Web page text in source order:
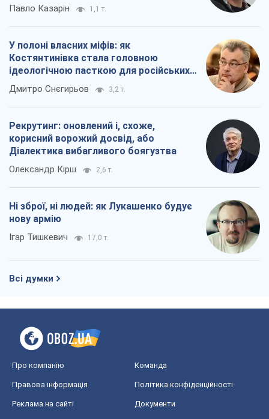
Павло Казарін 1,1 т.
У полоні власних міфів: як
Костянтинівка стала головною
ідеологічною пасткою для російських
окупантів
Дмитро Снєгирьов 3,2 т.
Рекрутинг: оновлений і, схоже,
корисний ворожий досвід, або
Діалектика вибагливого боягузтва
Олександр Кірш 2,6 т.
Ні зброї, ні людей: як Лукашенко будує
нову армію
Ігар Тишкевич 17,0 т.
Всі думки
Про компанію Команда
Правова інформація Політика конфіденційності
Реклама на сайті Документи